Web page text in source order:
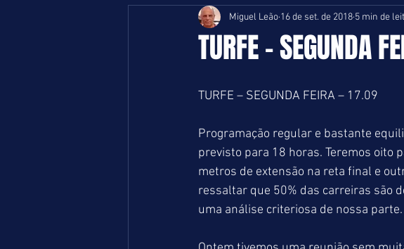
TURFE - SEGUNDA
Miguel Leão 16 de set. de 2018 5 min de
TURFE – SEGUNDA FEIRA – 17.09
Programação regular e bastante
previsto para 18 horas. Teremos oito
metros de extensão na reta final e
ressaltar que 50% das carreiras são
uma análise criteriosa de nossa parte.